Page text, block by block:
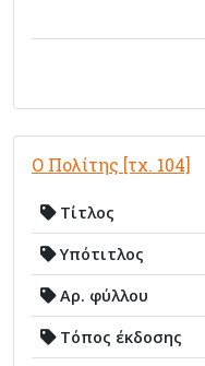
Ο Πολίτης [τχ. 104]
Τίτλος
Υπότιτλος
Αρ. φύλλου
Τόπος έκδοσης